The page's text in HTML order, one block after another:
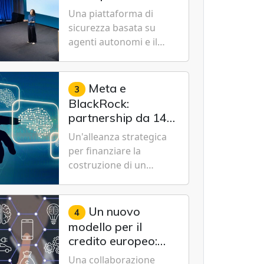
Cybersecurity.
nuovo modello IA
specializzato per la
cybersecurity
Una piattaforma di
sicurezza basata su
agenti autonomi e il
Cyber-1-Flash per
consentire alle
organizzazioni di
passare da una difesa
reattiva a una strategia
di gestione continua del
rischio.
3 Meta e
BlackRock:
partnership da 14
miliardi di dollari
per un data center
da record in Texas
Un'alleanza strategica
per finanziare la
costruzione di un
1 gigawatt a El Paso,
volto a sostenere le
future ambizioni di
superintelligenza e
intelligenza artificiale
4 Un nuovo
modello per il
credito europeo:
UniCredit,
Una collaborazione